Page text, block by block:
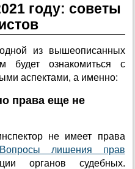
году: советы
из вышеописанных
будет ознакомиться с
аспектами, а именно:
права еще не
не имеет права
Вопросы лишения прав
органов судебных.